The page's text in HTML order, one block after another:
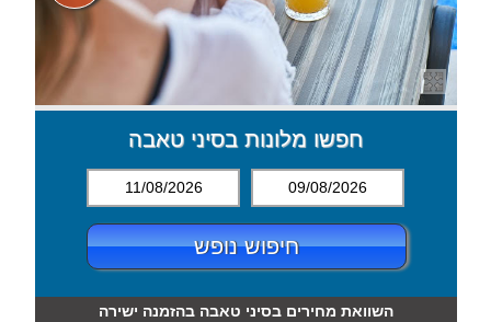
חפשו מלונות בסיני טאבה
11/08/2026 09/08/2026
חיפוש נופש
השוואת מחירים בסיני טאבה בהזמנה ישירה